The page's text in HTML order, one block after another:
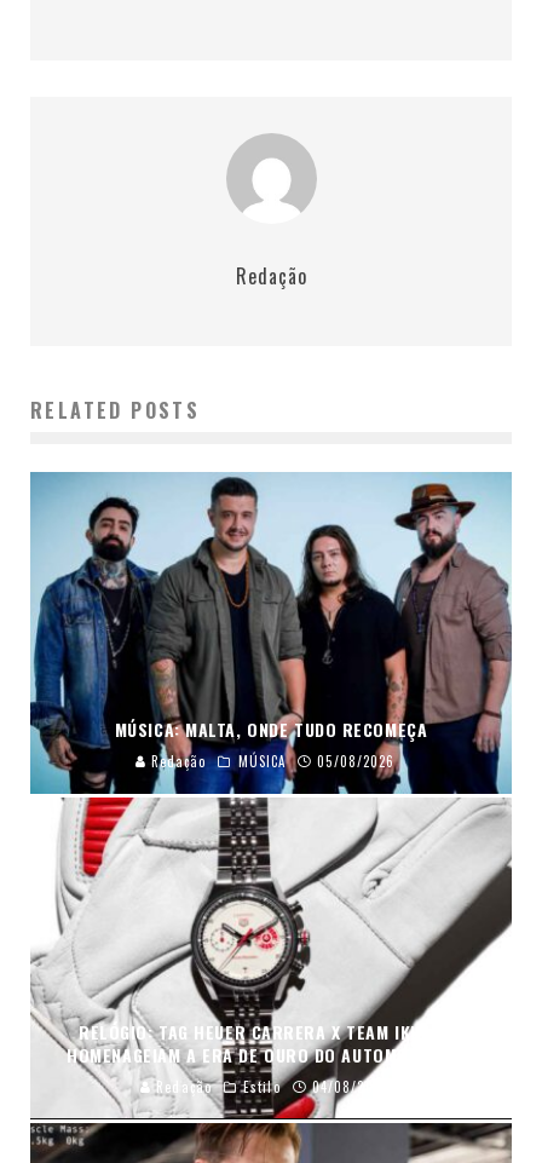
Redação
RELATED POSTS
MÚSICA: MALTA, ONDE TUDO RECOMEÇA
Redação MÚSICA 05/08/2026
RELÓGIO: TAG HEUER CARRERA X TEAM IKUZAWA
HOMENAGEIAM A ERA DE OURO DO AUTOMOBILISMO
Redação Estilo 04/08/2026